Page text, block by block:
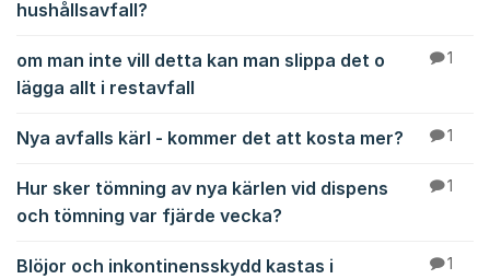
hushållsavfall?
om man inte vill detta kan man slippa det o
lägga allt i restavfall
1
Nya avfalls kärl - kommer det att kosta mer? 1
Hur sker tömning av nya kärlen vid dispens
och tömning var fjärde vecka?
1
Blöjor och inkontinensskydd kastas i
1